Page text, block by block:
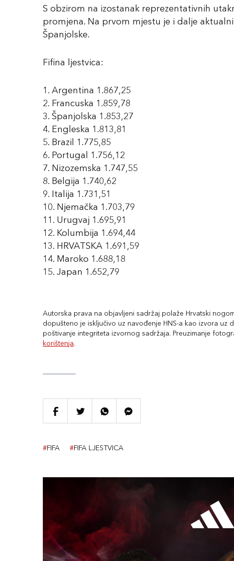
S obzirom na izostanak reprezentativnih
promjena. Na prvom mjestu je i dalje
Španjolske.
Fifina ljestvica:
1. Argentina 1.867,25
2. Francuska 1.859,78
3. Španjolska 1.853,27
4. Engleska 1.813,81
5. Brazil 1.775,85
6. Portugal 1.756,12
7. Nizozemska 1.747,55
8. Belgija 1.740,62
9. Italija 1.731,51
10. Njemačka 1.703,79
11. Urugvaj 1.695,91
12. Kolumbija 1.694,44
13. HRVATSKA 1.691,59
14. Maroko 1.688,18
15. Japan 1.652,79
Autorska prava na objavljeni sadržaj polaže Hrvatski
dopušteno je isključivo uz navođenje HNS-a kao izvora uz
poštivanje integriteta izvornog sadržaja. Preuzimanje
korištenja.
#FIFA #FIFA LJESTVICA